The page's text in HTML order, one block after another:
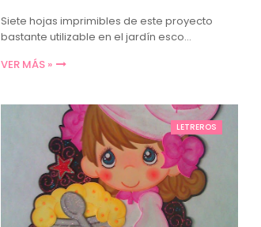
Siete hojas imprimibles de este proyecto
bastante utilizable en el jardín esco…
VER MÁS »
LETREROS